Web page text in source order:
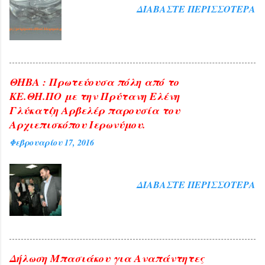
ΔΙΑΒΆΣΤΕ ΠΕΡΙΣΣΌΤΕΡΑ
ΘΗΒΑ : Πρωτεύουσα πόλη από το
ΚΕ.ΘΗ.ΠΟ με την Πρύτανη Ελένη
Γλύκατζη Αρβελέρ παρουσία του
Αρχιεπισκόπου Ιερωνύμου.
Φεβρουαρίου 17, 2016
ΔΙΑΒΆΣΤΕ ΠΕΡΙΣΣΌΤΕΡΑ
Δήλωση Μπασιάκου για Αναπάντητες